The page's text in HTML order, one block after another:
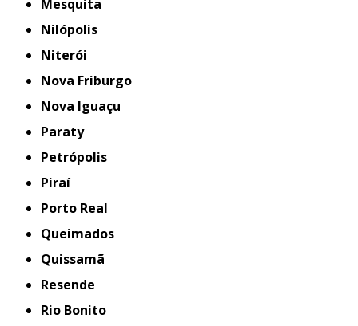
Mesquita
Nilópolis
Niterói
Nova Friburgo
Nova Iguaçu
Paraty
Petrópolis
Piraí
Porto Real
Queimados
Quissamã
Resende
Rio Bonito